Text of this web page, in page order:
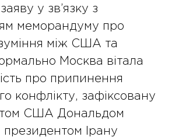
у зв’язку з
меморандуму про
між США та
Москва вітала
про припинення
конфлікту, зафіксовану
США Дональдом
президентом Ірану